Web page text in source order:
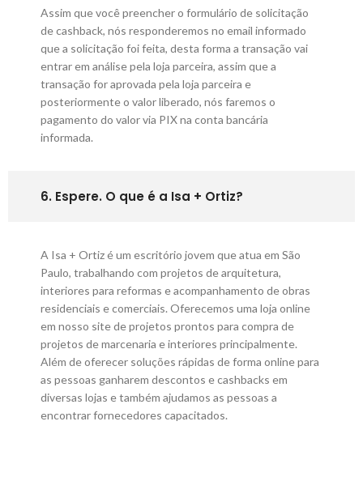
Assim que você preencher o formulário de solicitação
de cashback, nós responderemos no email informado
que a solicitação foi feita, desta forma a transação vai
entrar em análise pela loja parceira, assim que a
transação for aprovada pela loja parceira e
posteriormente o valor liberado, nós faremos o
pagamento do valor via PIX na conta bancária
informada.
6. Espere. O que é a Isa + Ortiz?
A Isa + Ortiz é um escritório jovem que atua em São
Paulo, trabalhando com projetos de arquitetura,
interiores para reformas e acompanhamento de obras
residenciais e comerciais. Oferecemos uma loja online
em nosso site de projetos prontos para compra de
projetos de marcenaria e interiores principalmente.
Além de oferecer soluções rápidas de forma online para
as pessoas ganharem descontos e cashbacks em
diversas lojas e também ajudamos as pessoas a
encontrar fornecedores capacitados.